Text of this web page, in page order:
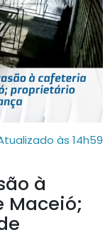
às 14h59
à
Maceió;